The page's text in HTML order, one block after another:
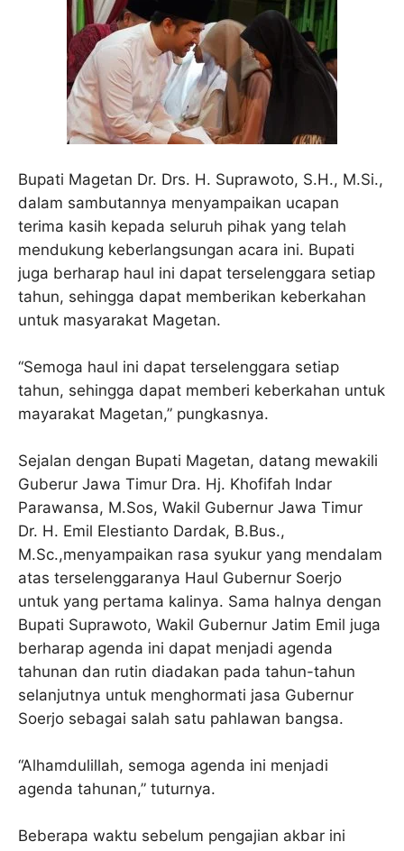
Bupati Magetan Dr. Drs. H. Suprawoto, S.H., M.Si.,
dalam sambutannya menyampaikan ucapan
terima kasih kepada seluruh pihak yang telah
mendukung keberlangsungan acara ini. Bupati
juga berharap haul ini dapat terselenggara setiap
tahun, sehingga dapat memberikan keberkahan
untuk masyarakat Magetan.
“Semoga haul ini dapat terselenggara setiap
tahun, sehingga dapat memberi keberkahan untuk
mayarakat Magetan,” pungkasnya.
Sejalan dengan Bupati Magetan, datang mewakili
Guberur Jawa Timur Dra. Hj. Khofifah Indar
Parawansa, M.Sos, Wakil Gubernur Jawa Timur
Dr. H. Emil Elestianto Dardak, B.Bus.,
M.Sc.,menyampaikan rasa syukur yang mendalam
atas terselenggaranya Haul Gubernur Soerjo
untuk yang pertama kalinya. Sama halnya dengan
Bupati Suprawoto, Wakil Gubernur Jatim Emil juga
berharap agenda ini dapat menjadi agenda
tahunan dan rutin diadakan pada tahun-tahun
selanjutnya untuk menghormati jasa Gubernur
Soerjo sebagai salah satu pahlawan bangsa.
“Alhamdulillah, semoga agenda ini menjadi
agenda tahunan,” tuturnya.
Beberapa waktu sebelum pengajian akbar ini